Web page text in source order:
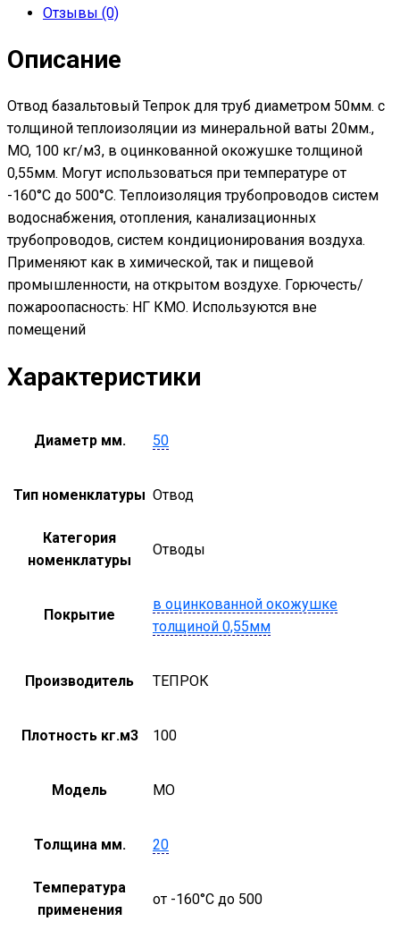
оцинкованной
толщиной
Отзывы (0)
Описание
Отвод базальтовый Тепрок для труб диаметром 50мм. с
толщиной теплоизоляции из минеральной ваты 20мм.,
MO, 100 кг/м3, в оцинкованной окожушке толщиной
0,55мм. Могут использоваться при температуре от
-160°С до 500°С. Теплоизоляция трубопроводов систем
водоснабжения, отопления, канализационных
трубопроводов, систем кондиционирования воздуха.
Применяют как в химической, так и пищевой
промышленности, на открытом воздухе. Горючесть/
пожароопасность: НГ КМО. Используются вне
помещений
Характеристики
Диаметр мм. 50
Тип номенклатуры Отвод
Категория
номенклатуры
Отводы
Покрытие
в оцинкованной окожушке
толщиной 0,55мм
Производитель ТЕПРОК
Плотность кг.м3 100
Модель MO
Толщина мм. 20
Температура
применения
от -160°С до 500